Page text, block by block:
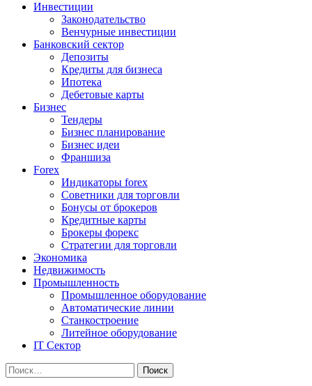
Инвестиции
Законодательство
Венчурные инвестиции
Банковский сектор
Депозиты
Кредиты для бизнеса
Ипотека
Дебетовые карты
Бизнес
Тендеры
Бизнес планирование
Бизнес идеи
Франшиза
Forex
Индикаторы forex
Советники для торговли
Бонусы от брокеров
Кредитные карты
Брокеры форекс
Стратегии для торговли
Экономика
Недвижимость
Промышленность
Промышленное оборудование
Автоматические линии
Станкостроение
Литейное оборудование
IT Сектор
Найти: